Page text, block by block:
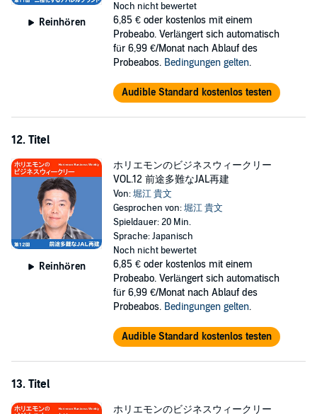
Reinhören
Noch nicht bewertet
6,85 € oder kostenlos mit einem
Probeabo. Verlängert sich automatisch
für 6,99 €/Monat nach Ablauf des
Probeabos. Bedingungen gelten.
Audible Standard kostenlos testen
12. Titel
Reinhören
ホリエモンのビジネスウィークリー
VOL.12 前途多難なJAL再建
Von:堀江 貴文
Gesprochen von:堀江 貴文
Spieldauer: 20 Min.
Sprache: Japanisch
Noch nicht bewertet
6,85 € oder kostenlos mit einem
Probeabo. Verlängert sich automatisch
für 6,99 €/Monat nach Ablauf des
Probeabos. Bedingungen gelten.
Audible Standard kostenlos testen
13. Titel
ホリエモンのビジネスウィークリー